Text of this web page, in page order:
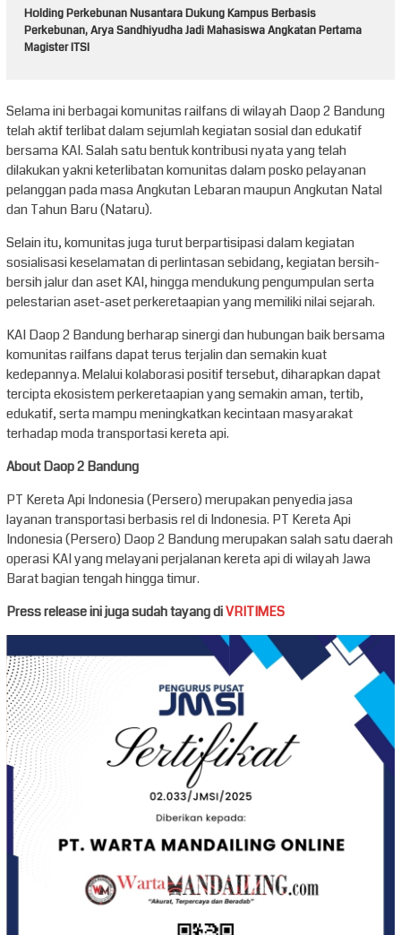
Holding Perkebunan Nusantara Dukung Kampus Berbasis
Perkebunan, Arya Sandhiyudha Jadi Mahasiswa Angkatan Pertama
Magister ITSI
Selama ini berbagai komunitas railfans di wilayah Daop 2 Bandung
telah aktif terlibat dalam sejumlah kegiatan sosial dan edukatif
bersama KAI. Salah satu bentuk kontribusi nyata yang telah
dilakukan yakni keterlibatan komunitas dalam posko pelayanan
pelanggan pada masa Angkutan Lebaran maupun Angkutan Natal
dan Tahun Baru (Nataru).
Selain itu, komunitas juga turut berpartisipasi dalam kegiatan
sosialisasi keselamatan di perlintasan sebidang, kegiatan bersih-
bersih jalur dan aset KAI, hingga mendukung pengumpulan serta
pelestarian aset-aset perkeretaapian yang memiliki nilai sejarah.
KAI Daop 2 Bandung berharap sinergi dan hubungan baik bersama
komunitas railfans dapat terus terjalin dan semakin kuat
kedepannya. Melalui kolaborasi positif tersebut, diharapkan dapat
tercipta ekosistem perkeretaapian yang semakin aman, tertib,
edukatif, serta mampu meningkatkan kecintaan masyarakat
terhadap moda transportasi kereta api.
About Daop 2 Bandung
PT Kereta Api Indonesia (Persero) merupakan penyedia jasa
layanan transportasi berbasis rel di Indonesia. PT Kereta Api
Indonesia (Persero) Daop 2 Bandung merupakan salah satu daerah
operasi KAI yang melayani perjalanan kereta api di wilayah Jawa
Barat bagian tengah hingga timur.
Press release ini juga sudah tayang diVRITIMES